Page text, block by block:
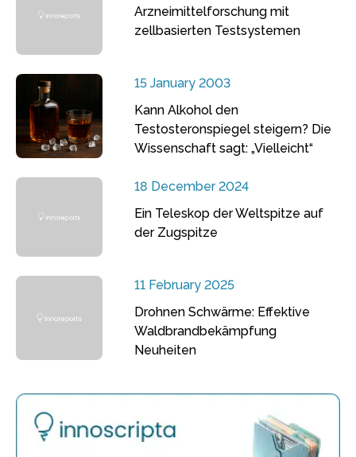
Arzneimittelforschung mit
zellbasierten Testsystemen
15 January 2003
Kann Alkohol den
Testosteronspiegel steigern? Die
Wissenschaft sagt: „Vielleicht“
18 December 2024
Ein Teleskop der Weltspitze auf
der Zugspitze
11 February 2025
Drohnen Schwärme: Effektive
Waldbrandbekämpfung
Neuheiten